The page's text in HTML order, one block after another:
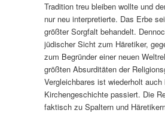
Tradition treu bleiben wollte und
nur neu interpretierte. Das Erbe
größter Sorgfalt behandelt.
jüdischer Sicht zum Häretiker,
zum Begründer einer neuen
größten Absurditäten der
Vergleichbares ist wiederholt auch
Kirchengeschichte passiert. Die
faktisch zu Spaltern und